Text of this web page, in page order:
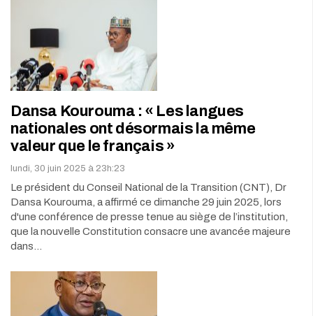
Dansa Kourouma : « Les langues
nationales ont désormais la même
valeur que le français »
lundi, 30 juin 2025 à 23h:23
Le président du Conseil National de la Transition (CNT), Dr
Dansa Kourouma, a affirmé ce dimanche 29 juin 2025, lors
d'une conférence de presse tenue au siège de l’institution,
que la nouvelle Constitution consacre une avancée majeure
dans…